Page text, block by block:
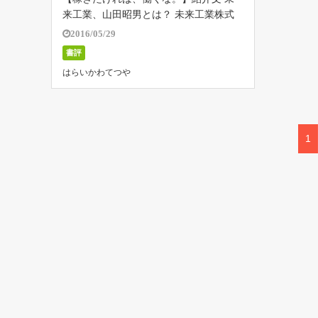
来工業、山田昭男とは？ 未来工業株式
会社という会社をご存知でしょうか？
この会社は、日本で一番休みの多い会社
として、メディアなどで話題となった企
業です。 もちろん、ただ単純に休みが
多い […]
2016/05/29
書評
はらいかわてつや
1